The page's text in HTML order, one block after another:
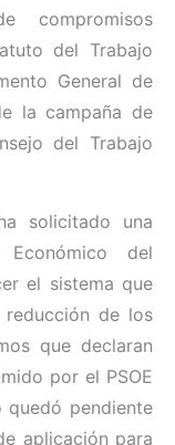
compromisos
del Trabajo
General de
la campaña de
del Trabajo
solicitado una
del
el sistema que
de los
que declaran
por el PSOE
quedó pendiente
aplicación para